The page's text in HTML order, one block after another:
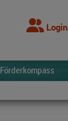
Login
Förderkompass